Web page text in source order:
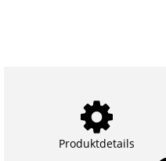
Produktdetails